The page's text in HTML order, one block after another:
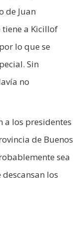
de Juan
tiene a Kicillof
lo que se
Sin
no
a los presidentes
de Buenos
sea
los